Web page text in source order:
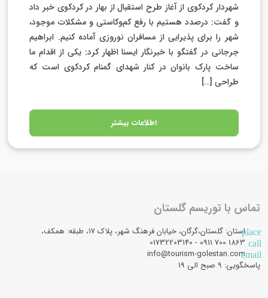
شهردار کردکوی از آغاز طرح استقبال از بهار در کردکوی خبر داد
و گفت: درصدد هستیم با رفع کم‌وکاستی و مشکلات موجود،
شهر را برای پذیرایی از مسافران نوروزی آماده کنیم. ابراهیم
جرجانی در گفتگو با خبرنگار ایسنا اظهار کرد: یکی از اقدام ما
ساخت پارک بانوان در کنار شهدای گمنام کردکوی است که
طراحی […]
اطلاعات بیشتر
تماس با توریسم گلستان
placeاستان: گلستان،گرگان، خیابان فرهنگ شهر، پلاک 17، طبقه: همکف،
call
email
info@tourism-golestan.com
پاسخگویی: ۹ صبح الی 19